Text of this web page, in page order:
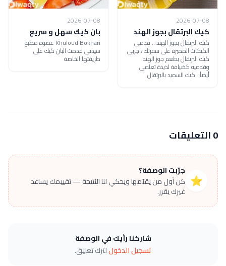
2026-07-08
كيك البرتقال بجوز الهند
كيك البرتقال بجوز الهند .. قدمي
الكيكات المميزة على سفرتك ، جربي
كيك البرتقال بطعم جوز الهند
وقدميه كضيافة لذيذة تعلمي
أيضاً: كيك السميد بالبرتقال
2026-07-08
بان كيك سهل و سريع
Khuloud Bokhari عضوة مطبخ
سيدتي قدمت البان كيك على
طريقتها الخاصة
0 التعليقات
⭐
جرّبت الوصفة؟
كن أول من يقيّمها ويحكي لنا النتيجة — تقييمك يساعد
غيرك يقرر.
شاركنا رأيك في الوصفة
تسجيل الدخوللترك تعليق.